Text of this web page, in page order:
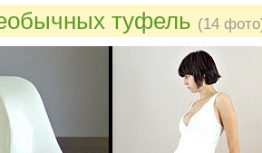
туфель (14